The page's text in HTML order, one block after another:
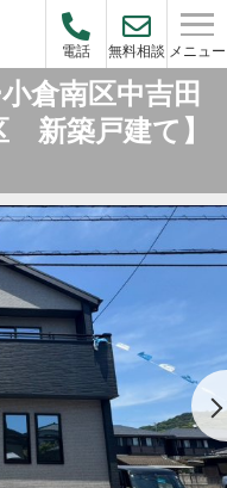
電話 無料相談 メニュー
倉南区中吉田
新築戸建て】